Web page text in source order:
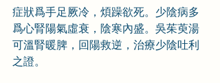
症狀爲手足厥冷，煩躁欲死。少陰病多
爲心腎陽氣虛衰，陰寒內盛。吳茱萸湯
可溫腎暖脾，回陽救逆，治療少陰吐利
之證。